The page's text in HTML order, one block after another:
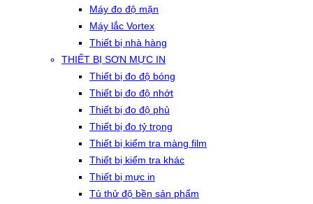
Máy đo độ mặn
Máy lắc Vortex
Thiết bị nhà hàng
THIẾT BỊ SƠN MỰC IN
Thiết bị đo độ bóng
Thiết bị đo độ nhớt
Thiết bị đo độ phủ
Thiết bị đo tỷ trọng
Thiết bị kiểm tra màng film
Thiết bị kiểm tra khác
Thiết bị mực in
Tủ thử độ bền sản phẩm